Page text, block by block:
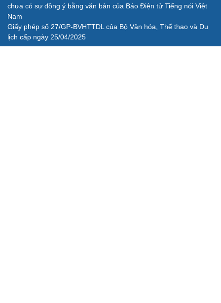
chưa có sự đồng ý bằng văn bản của Báo Điện tử Tiếng nói Việt
Nam
Giấy phép số 27/GP-BVHTTDL của Bộ Văn hóa, Thể thao và Du
lịch cấp ngày 25/04/2025